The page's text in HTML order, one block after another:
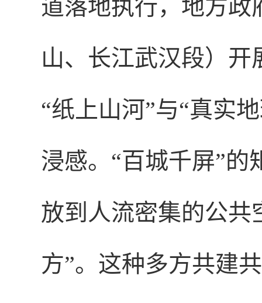
道落地执行，地方
山、长江武汉段）开
“纸上山河”与“真实
浸感。“百城千屏”
放到人流密集的公共
方”。这种多方共建